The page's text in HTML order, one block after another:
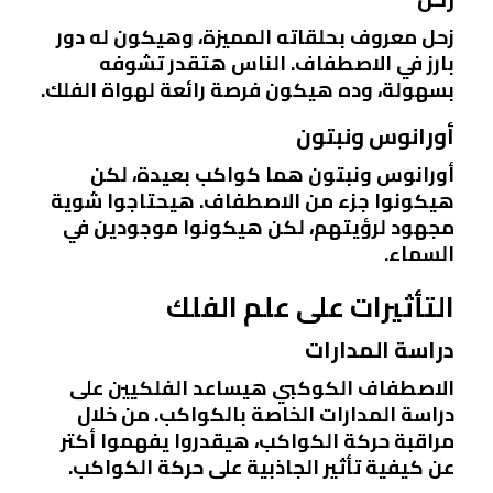
زحل معروف بحلقاته المميزة، وهيكون له دور
بارز في الاصطفاف. الناس هتقدر تشوفه
بسهولة، وده هيكون فرصة رائعة لهواة الفلك.
أورانوس ونبتون
أورانوس ونبتون هما كواكب بعيدة، لكن
هيكونوا جزء من الاصطفاف. هيحتاجوا شوية
مجهود لرؤيتهم، لكن هيكونوا موجودين في
السماء.
التأثيرات على علم الفلك
دراسة المدارات
الاصطفاف الكوكبي هيساعد الفلكيين على
دراسة المدارات الخاصة بالكواكب. من خلال
مراقبة حركة الكواكب، هيقدروا يفهموا أكتر
عن كيفية تأثير الجاذبية على حركة الكواكب.